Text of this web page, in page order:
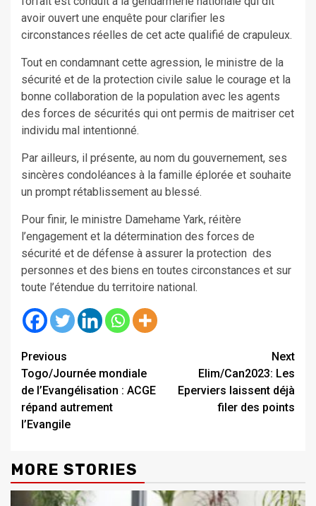
avoir ouvert une enquête pour clarifier les
circonstances réelles de cet acte qualifié de crapuleux.
Tout en condamnant cette agression, le ministre de la
sécurité et de la protection civile salue le courage et la
bonne collaboration de la population avec les agents
des forces de sécurités qui ont permis de maitriser cet
individu mal intentionné.
Par ailleurs, il présente, au nom du gouvernement, ses
sincères condoléances à la famille éplorée et souhaite
un prompt rétablissement au blessé.
Pour finir, le ministre Damehame Yark, réitère
l’engagement et la détermination des forces de
sécurité et de défense à assurer la protection des
personnes et des biens en toutes circonstances et sur
toute l’étendue du territoire national.
Continue
Reading
Previous
Togo/Journée mondiale
de l’Evangélisation : ACGE
répand autrement
l’Evangile
Next
Elim/Can2023: Les
Eperviers laissent déjà
filer des points
MORE STORIES